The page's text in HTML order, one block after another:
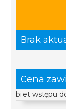
Brak
Cena
bilet wstępu